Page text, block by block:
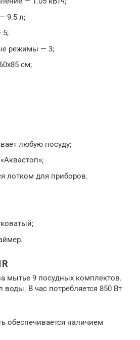
9.5 л;
5;
режимы — 3;
см;
любую посуду;
лотком для приборов.
мытье 9 посудных комплектов.
воды. В час потребляется 850 Вт
обеспечивается наличием